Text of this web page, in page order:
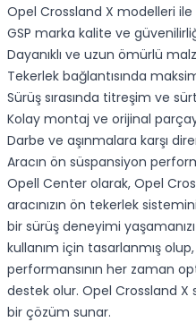
Opel Crossland X modelleri
GSP marka kalite ve
Dayanıklı ve uzun ömürlü
Tekerlek bağlantısında
Sürüş sırasında titreşim ve
Kolay montaj ve orijinal
Darbe ve aşınmalara karşı
Aracın ön süspansiyon
Opell Center olarak, Opel
aracınızın ön tekerlek
bir sürüş deneyimi
kullanım için tasarlanmış
performansının her zaman
destek olur. Opel Crossland
bir çözüm sunar.